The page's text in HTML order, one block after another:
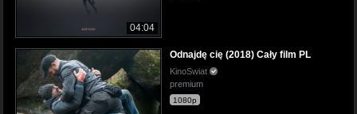
04:04
Odnajdę cię (2018) Cały film PL
KinoSwiat
premium
1080p